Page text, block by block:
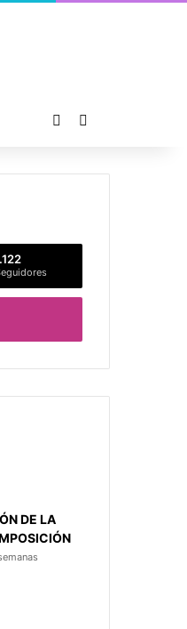
Publicación al azar
DE LA